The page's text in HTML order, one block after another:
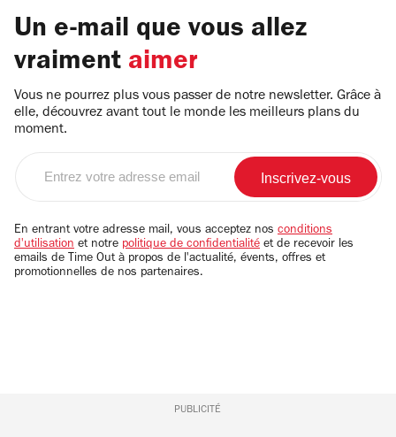
Un e-mail que vous allez
vraiment aimer
Vous ne pourrez plus vous passer de notre newsletter. Grâce à
elle, découvrez avant tout le monde les meilleurs plans du
moment.
email
En entrant votre adresse mail, vous acceptez nos conditions
d'utilisation et notre politique de confidentialité et de recevoir les
emails de Time Out à propos de l'actualité, évents, offres et
promotionnelles de nos partenaires.
PUBLICITÉ